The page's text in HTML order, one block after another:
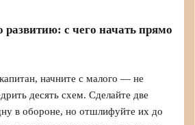
с чего начать прямо
начните с малого — не
десять схем. Сделайте две
в обороне, но отшлифуйте их до